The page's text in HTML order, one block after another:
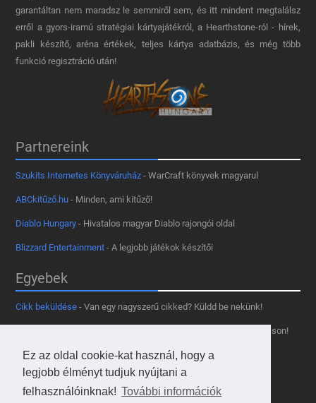
Ez az oldal cookie-kat használ, hogy a
legjobb élményt tudjuk nyújtani a
felhasználóinknak! További információk
garantáltan nem maradsz le semmiről sem, és itt mindent megtalálsz
erről a gyors-iramú stratégiai kártyajátékról, a Hearthstone-ról - hírek,
pakli készítő, aréna értékek, teljes kártya adatbázis, és még több
funkció regisztráció után!
Partnereink
Szukits Internetes Könyváruház - WarCraft könyvek magyarul
ABCkitűző.hu - Minden, ami kitűző!
Diablo Hungary - Hivatalos magyar Diablo rajongói oldal
Blizzard Entertainment - A legjobb játékok készítői
Egyebek
Cikk beküldése - Van egy nagyszerű cikked? Küldd be nekünk!
- Tetszik az oldal? Segíts, hogy fennmaradhasson!
Kapcsolat, médiaajánlat- Lépj velünk kapcsolatba!
Használd a tooltipünket- A saját oldaladon is!